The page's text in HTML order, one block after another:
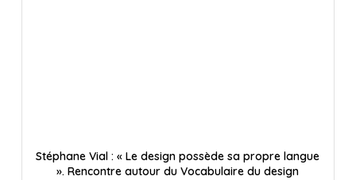
Stéphane Vial : « Le design possède sa propre langue
». Rencontre autour du Vocabulaire du design